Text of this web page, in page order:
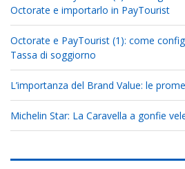
Octorate e importarlo in PayTourist
Octorate e PayTourist (1): come
Tassa di soggiorno
L’importanza del Brand Value: le
Michelin Star: La Caravella a gonfie